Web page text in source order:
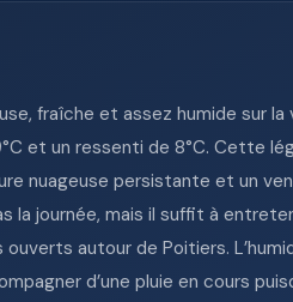
fraîche et assez humide sur la
et un ressenti de 8°C. Cette
nuageuse persistante et un
la journée, mais il suffit à
autour de Poitiers.
d’une pluie en cours